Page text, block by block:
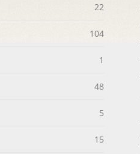
22
104
1
48
5
15